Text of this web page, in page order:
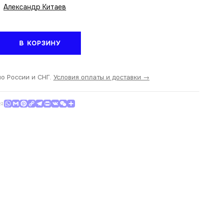
Александр Китаев
В КОРЗИНУ
России и СНГ. Условия оплаты и доставки →
WhatsApp
Gmail
Pinterest
Copy LinkTelegram
Print
VKWeChat